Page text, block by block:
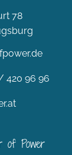
78
420 96 96
of Power